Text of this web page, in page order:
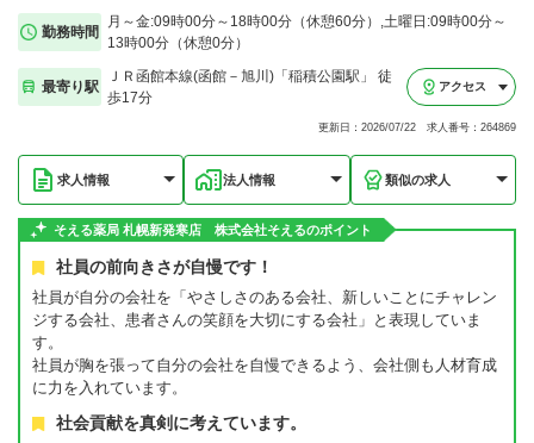
勤務時間
月～金:09時00分～18時00分（休憩60分）,土曜日:09時00分～
13時00分（休憩0分）
最寄り駅
ＪＲ函館本線(函館－旭川)「稲積公園駅」 徒
歩17分
アクセス
更新日：2026/07/22 求人番号：264869
求人情報 法人情報 類似の求人
そえる薬局 札幌新発寒店 株式会社そえるのポイント
社員の前向きさが自慢です！
社員が自分の会社を「やさしさのある会社、新しいことにチャレン
ジする会社、患者さんの笑顔を大切にする会社」と表現していま
す。
社員が胸を張って自分の会社を自慢できるよう、会社側も人材育成
に力を入れています。
社会貢献を真剣に考えています。